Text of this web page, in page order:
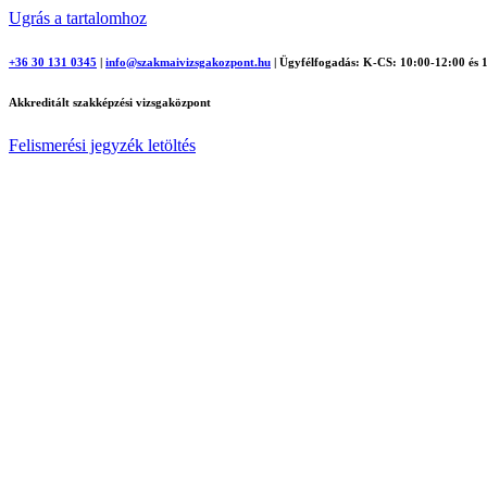
Ugrás a tartalomhoz
+36 30 131 0345 | info@szakmaivizsgakozpont.hu | Ügyfélfogadás: K-CS: 10:00-12:00 és
Akkreditált szakképzési vizsgaközpont
Felismerési jegyzék letöltés